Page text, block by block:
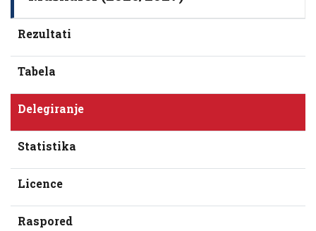
Rezultati
Tabela
Delegiranje
Statistika
Licence
Raspored